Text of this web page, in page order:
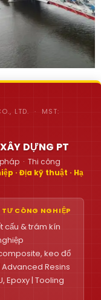
LTD. · MST:
DỰNG PT
· Thi công
· Địa kỹ thuật · Hạ
TƯ CÔNG NGHIỆP
cấu & trám kín
keo đổ
Advanced Resins
Epoxy | Tooling